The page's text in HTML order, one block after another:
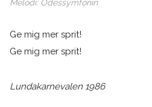
Melodi: Ödessymfonin
Ge mig mer sprit!
Ge mig mer sprit!
Lundakarnevalen 1986